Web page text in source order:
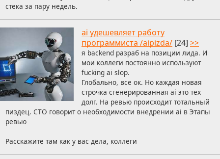
стека за пару недель.
ai удешевляет работу
программиста /aipizda/ [24] >>
я backend разраб на позиции лида. И
мои коллеги постоянно используют
fucking ai slop.
Глобально, все ок. Но каждая новая
строчка сгенерированная ai это тех
долг. На ревью происходит тотальный
пиздец. CTO говорит о необходимости внедрении ai в Этапы
ревью
Расскажите там как у вас дела, коллеги